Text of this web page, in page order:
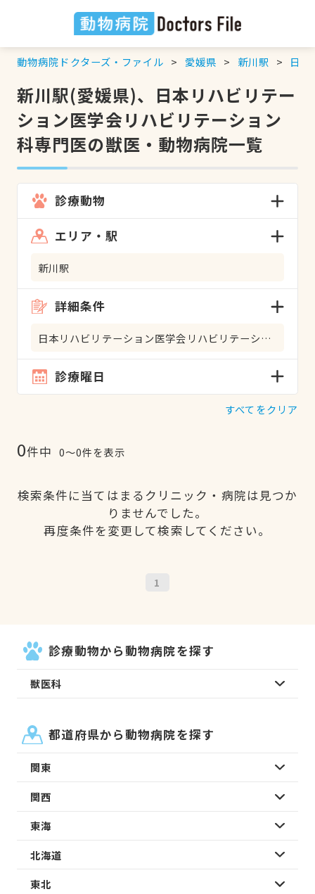
動物病院ドクターズ・ファイル 愛媛県 新川駅 日
新川駅(愛媛県)、日本リハビリテー
ション医学会リハビリテーション
科専門医の獣医・動物病院一覧
診療動物
エリア・駅
新川駅
詳細条件
日本リハビリテーション医学会リハビリテーション科専門医
診療曜日
すべてをクリア
0件中 0〜0件を表示
検索条件に当てはまるクリニック・病院は見つか
りませんでした。
再度条件を変更して検索してください。
1
診療動物から動物病院を探す
獣医科
都道府県から動物病院を探す
関東
関西
東海
北海道
東北